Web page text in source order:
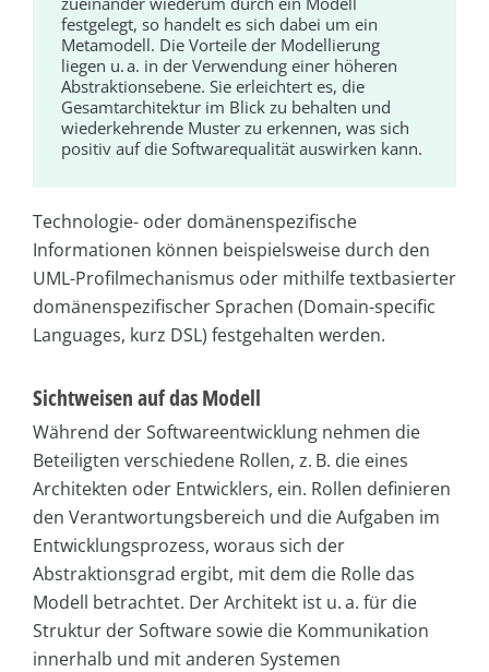
festgelegt, so handelt es sich dabei um ein
Metamodell. Die Vorteile der Modellierung
liegen u. a. in der Verwendung einer höheren
Abstraktionsebene. Sie erleichtert es, die
Gesamtarchitektur im Blick zu behalten und
wiederkehrende Muster zu erkennen, was sich
positiv auf die Softwarequalität auswirken kann.
Technologie- oder domänenspezifische
Informationen können beispielsweise durch den
UML-Profilmechanismus oder mithilfe textbasierter
domänenspezifischer Sprachen (Domain-specific
Languages, kurz DSL) festgehalten werden.
Sichtweisen auf das Modell
Während der Softwareentwicklung nehmen die
Beteiligten verschiedene Rollen, z. B. die eines
Architekten oder Entwicklers, ein. Rollen definieren
den Verantwortungsbereich und die Aufgaben im
Entwicklungsprozess, woraus sich der
Abstraktionsgrad ergibt, mit dem die Rolle das
Modell betrachtet. Der Architekt ist u. a. für die
Struktur der Software sowie die Kommunikation
innerhalb und mit anderen Systemen